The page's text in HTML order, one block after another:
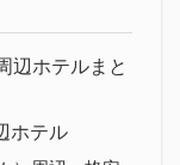
辺ホテルまと
ホテル